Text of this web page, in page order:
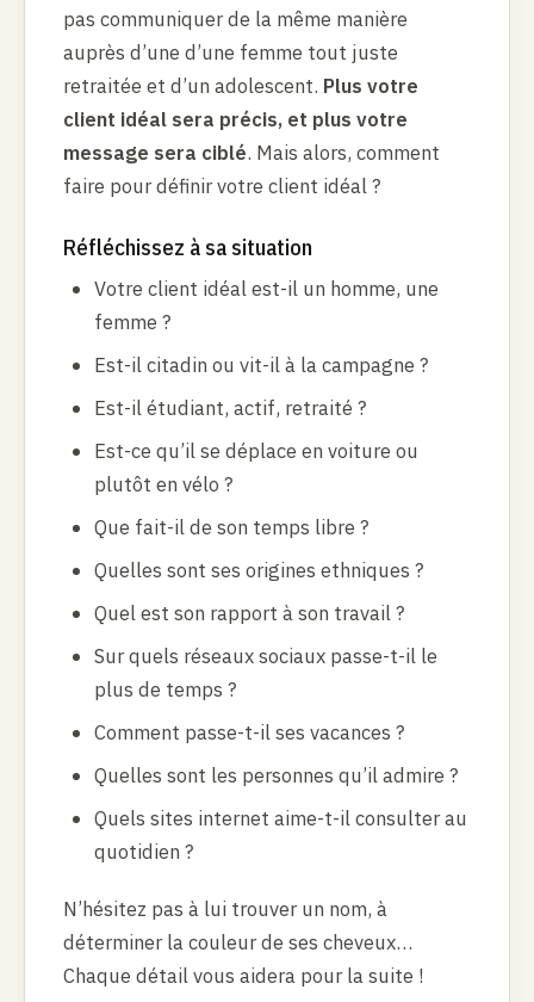
pas communiquer de la même manière
auprès d’une d’une femme tout juste
retraitée et d’un adolescent. Plus votre
client idéal sera précis, et plus votre
message sera ciblé. Mais alors, comment
faire pour définir votre client idéal ?
Réfléchissez à sa situation
Votre client idéal est-il un homme, une
femme ?
Est-il citadin ou vit-il à la campagne ?
Est-il étudiant, actif, retraité ?
Est-ce qu’il se déplace en voiture ou
plutôt en vélo ?
Que fait-il de son temps libre ?
Quelles sont ses origines ethniques ?
Quel est son rapport à son travail ?
Sur quels réseaux sociaux passe-t-il le
plus de temps ?
Comment passe-t-il ses vacances ?
Quelles sont les personnes qu’il admire ?
Quels sites internet aime-t-il consulter au
quotidien ?
N’hésitez pas à lui trouver un nom, à
déterminer la couleur de ses cheveux…
Chaque détail vous aidera pour la suite !